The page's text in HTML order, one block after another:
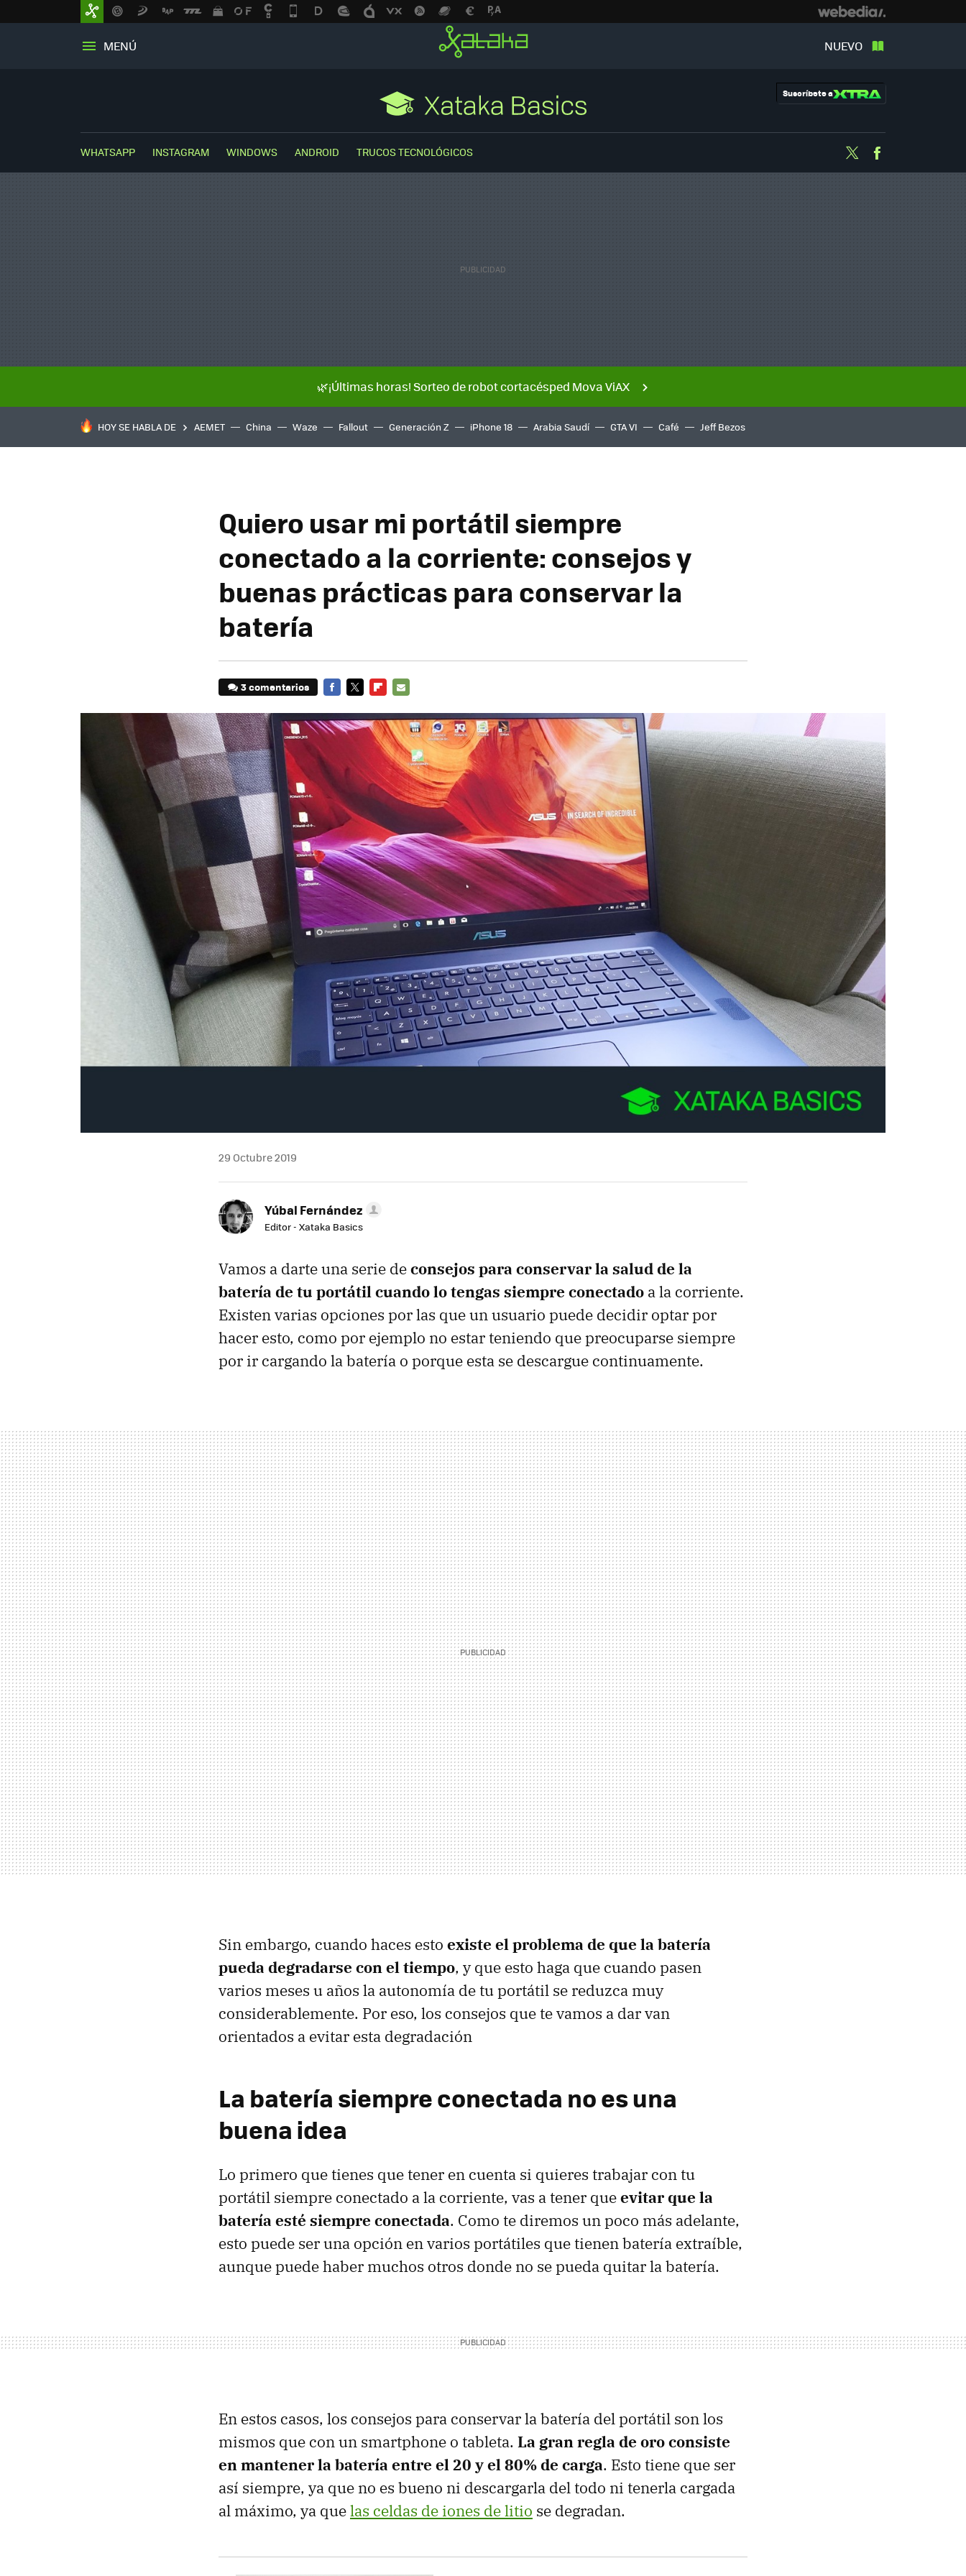
MENÚ NUEVO
Suscríbete a
WHATSAPP INSTAGRAM WINDOWS ANDROID TRUCOS TECNOLÓGICOS Twitter
🌿¡Últimas horas! Sorteo de robot cortacésped Mova ViAX
HOY SE HABLA DE AEMET China Waze Fallout Generación Z iPhone 18 Arabia Saudí GTA VI Café Jeff Bezos
Quiero usar mi portátil siempre
conectado a la corriente: consejos y
buenas prácticas para conservar la
batería
3 comentarios
MAIL
29 Octubre 2019
Yúbal Fernández
Editor - Xataka Basics
Vamos a darte una serie deconsejos para conservar la salud de la
batería de tu portátil cuando lo tengas siempre conectado a la corriente.
Existen varias opciones por las que un usuario puede decidir optar por
hacer esto, como por ejemplo no estar teniendo que preocuparse siempre
por ir cargando la batería o porque esta se descargue continuamente.
Sin embargo, cuando haces esto existe el problema de que la batería
pueda degradarse con el tiempo, y que esto haga que cuando pasen
varios meses u años la autonomía de tu portátil se reduzca muy
considerablemente. Por eso, los consejos que te vamos a dar van
orientados a evitar esta degradación
La batería siempre conectada no es una
buena idea
Lo primero que tienes que tener en cuenta si quieres trabajar con tu
portátil siempre conectado a la corriente, vas a tener queevitar que la
batería esté siempre conectada. Como te diremos un poco más adelante,
esto puede ser una opción en varios portátiles que tienen batería extraíble,
aunque puede haber muchos otros donde no se pueda quitar la batería.
En estos casos, los consejos para conservar la batería del portátil son los
mismos que con un smartphone o tableta. La gran regla de oro consiste
en mantener la batería entre el 20 y el 80% de carga. Esto tiene que ser
así siempre, ya que no es bueno ni descargarla del todo ni tenerla cargada
al máximo, ya quelas celdas de iones de litio se degradan.